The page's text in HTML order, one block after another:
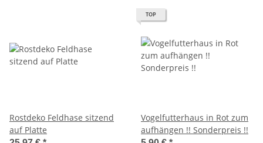
Rostdeko Feldhase sitzend
auf Platte
TOP
Vogelfutterhaus in Rot zum
aufhängen !! Sonderpreis !!